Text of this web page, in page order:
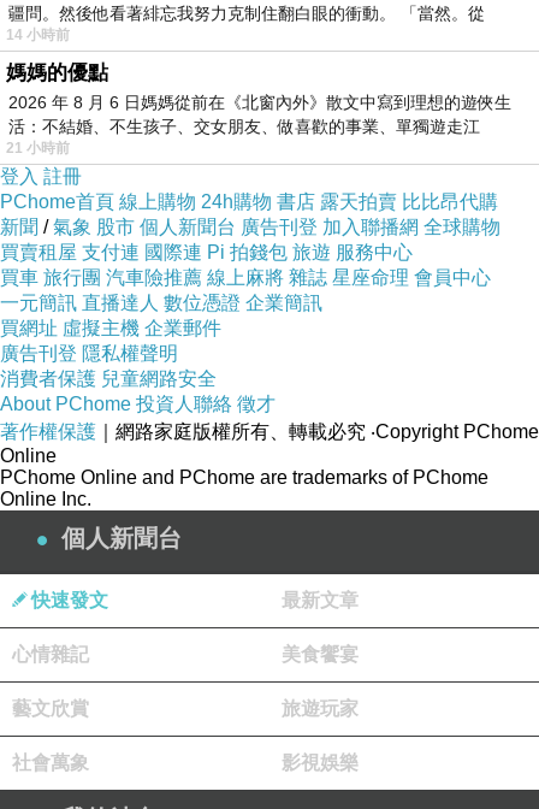
最後選擇在這購買【妙管家】內外304不鏽鋼
1.2L真空保溫二層餐盒組#04228 的原因,是因為
比較有保障,也不會遇到詐騙集團,所以才選擇在
這購入
更多資料、資訊參考分享↓↓↓
疆問。然後他看著緋忘我努力克制住翻白眼的衝動。 「當然。從
14 小時前
媽媽的優點
2026 年 8 月 6 日媽媽從前在《北窗內外》散文中寫到理想的遊俠生
活：不結婚、不生孩子、交女朋友、做喜歡的事業、單獨遊走江
湖⋯⋯，
21 小時前
登入 註冊
PChome首頁 線上購物 24h購物 書店 露天拍賣 比比昂代購
新聞 /氣象 股市 個人新聞台 廣告刊登 加入聯播網 全球購物
買賣租屋 支付連 國際連 Pi 拍錢包 旅遊 服務中心
買車 旅行團 汽車險推薦 線上麻將 雜誌 星座命理 會員中心
一元簡訊 直播達人 數位憑證 企業簡訊
買網址 虛擬主機 企業郵件
廣告刊登 隱私權聲明
消費者保護 兒童網路安全
About PChome 投資人聯絡 徵才
著作權保護 ｜網路家庭版權所有、轉載必究 ‧Copyright PChome
Online
PChome Online and PChome are trademarks of PChome
Online Inc.
個人新聞台
快速發文 最新文章
心情雜記 美食饗宴
藝文欣賞 旅遊玩家
社會萬象 影視娛樂